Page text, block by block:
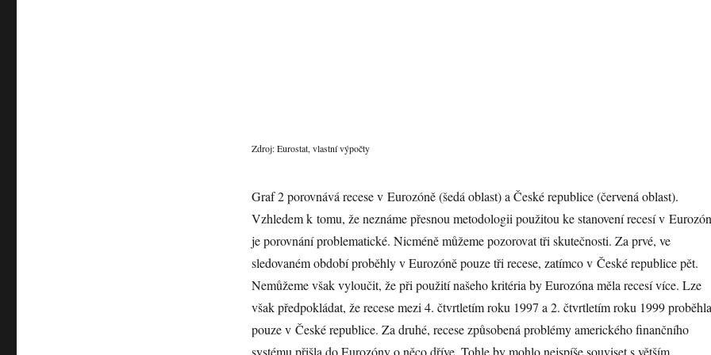
Zdroj: Eurostat, vlastní výpočty
Graf 2 porovnává recese v Eurozóně (šedá oblast) a České republice (červená oblast).
Vzhledem k tomu, že neznáme přesnou metodologii použitou ke stanovení recesí v
je porovnání problematické. Nicméně můžeme pozorovat tři skutečnosti. Za prvé, ve
sledovaném období proběhly v Eurozóně pouze tři recese, zatímco v České republice pět.
Nemůžeme však vyloučit, že při použití našeho kritéria by Eurozóna měla recesí více. Lze
však předpokládat, že recese mezi 4. čtvrtletím roku 1997 a 2. čtvrtletím roku 1999 proběhla
pouze v České republice. Za druhé, recese způsobená problémy amerického finančního
systému přišla do Eurozóny o něco dříve. Tohle by mohlo nejspíše souviset s větším